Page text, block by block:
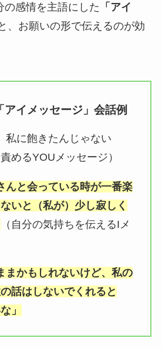
の感情を主語にした 「アイ
、お願いの形で伝えるのが効
アイメッセージ」会話例
私に飽きたんじゃない
めるYOUメッセージ）
んと会っている時が一番楽
いと（私が）少し寂しく
（自分の気持ちを伝えるIメ
まかもしれないけど、私の
話はしないでくれると
」